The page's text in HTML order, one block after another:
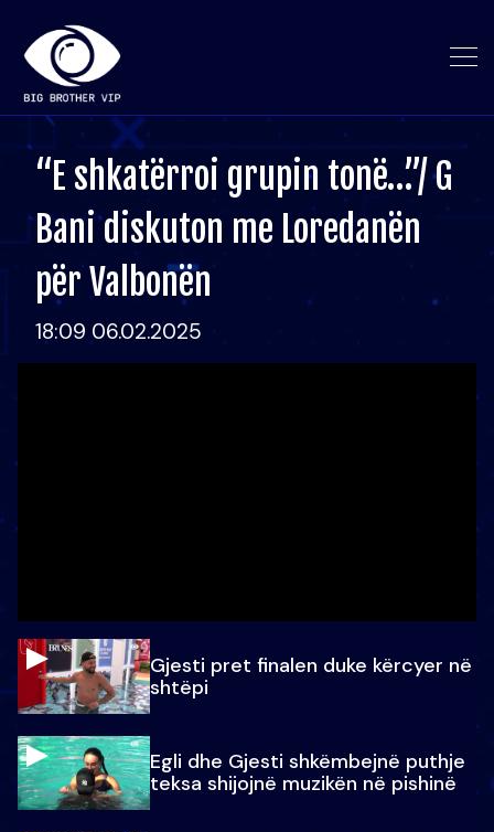
“E shkatërroi grupin tonë…”/ G
Bani diskuton me Loredanën
për Valbonën
18:09 06.02.2025
Gjesti pret finalen duke kërcyer në
shtëpi
Egli dhe Gjesti shkëmbejnë puthje
teksa shijojnë muzikën në pishinë